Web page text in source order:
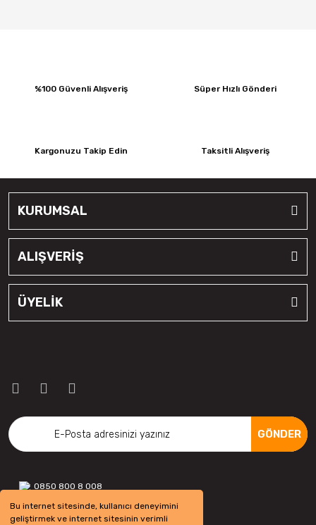
Bu internet sitesinde, kullanıcı deneyimini
geliştirmek ve internet sitesinin verimli
%100 Güvenli Alışveriş Süper Hızlı Gönderi
Kargonuzu Takip Edin Taksitli Alışveriş
KURUMSAL
ALIŞVERİŞ
ÜYELİK
GÖNDER
0850 800 8 008